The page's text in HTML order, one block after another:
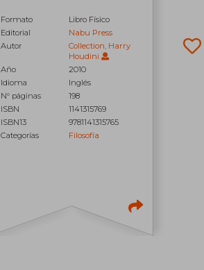
Formato
Libro Físico
Editorial
Nabu Press
Autor
Collection, Harry
Houdini
Año
2010
Idioma
Inglés
N° páginas
198
ISBN
1141315769
ISBN13
9781141315765
Categorías
Filosofía